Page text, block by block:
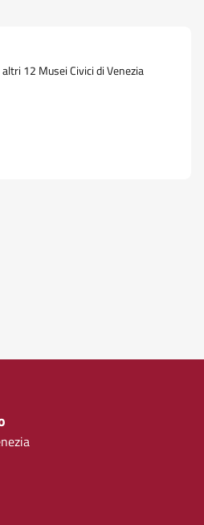
12 Musei Civici di Venezia